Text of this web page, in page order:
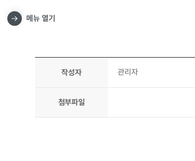
메뉴 열기
작성자 관리자
첨부파일